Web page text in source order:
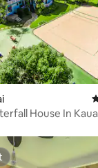
bedømmelse,
House In